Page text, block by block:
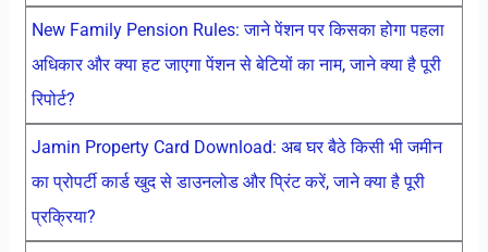
New Family Pension Rules: जाने पेंशन पर किसका होगा पहला
अधिकार और क्या हट जाएगा पेंशन से बेटियों का नाम, जाने क्या है पूरी
रिपोर्ट?
Jamin Property Card Download: अब घर बैठे किसी भी जमीन
का प्रोपर्टी कार्ड खुद से डाउनलोड और प्रिंट करें, जाने क्या है पूरी
प्रक्रिया?